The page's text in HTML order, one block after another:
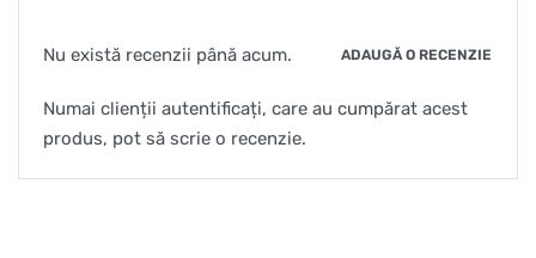
Nu există recenzii până acum. ADAUGĂ O RECENZIE
Numai clienții autentificați, care au cumpărat acest
produs, pot să scrie o recenzie.